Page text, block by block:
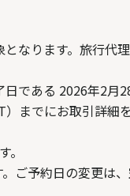
なります。旅行代
である 2026年2
までにお取引詳
ご予約日の変更は